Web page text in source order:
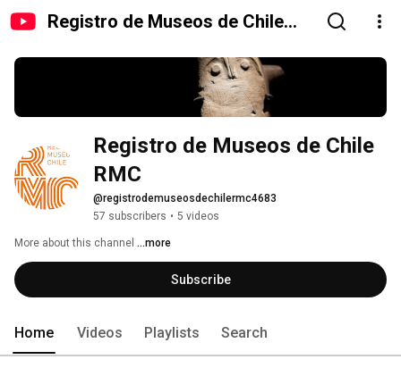
Registro de Museos de Chile
Registro de Museos de Chile
RMC
@registrodemuseosdechilermc4683
57 subscribers • 5 videos
More about this channel ...more
Subscribe
Home Videos Playlists Search